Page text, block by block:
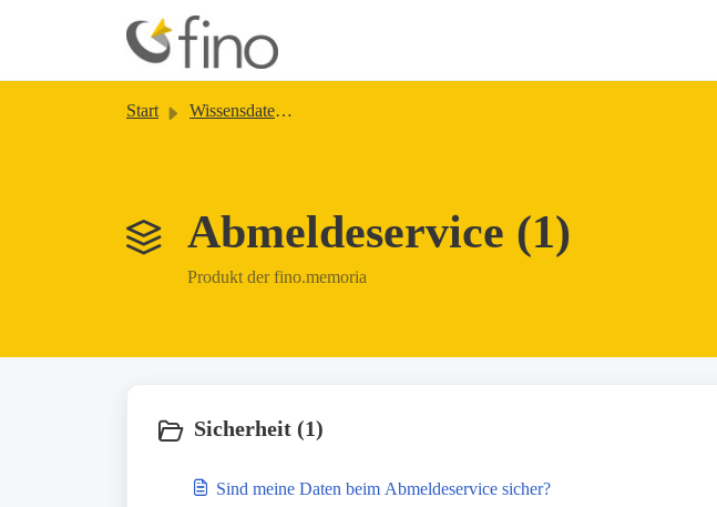
Start Wissensdatenbank
Abmeldeservice (1)
Produkt der fino.memoria
Sicherheit (1)
Sind meine Daten beim Abmeldeservice sicher?